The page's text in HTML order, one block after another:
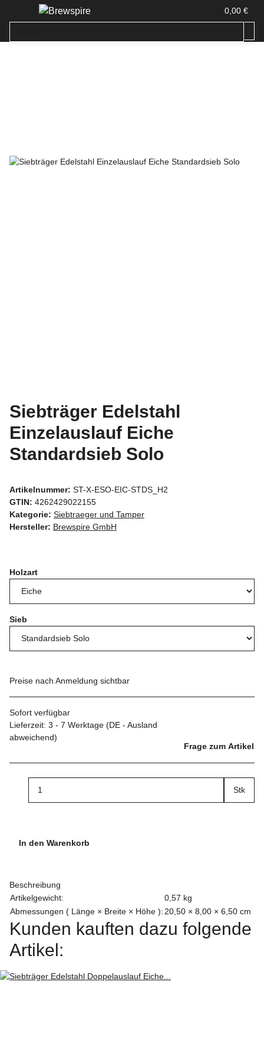
0,00 €
Siebträger Edelstahl
Einzelauslauf Eiche
Standardsieb Solo
Artikelnummer: ST-X-ESO-EIC-STDS_H2
GTIN: 4262429022155
Kategorie: Siebtraeger und Tamper
Hersteller: Brewspire GmbH
Holzart
Sieb
Preise nach Anmeldung sichtbar
Sofort verfügbar
Lieferzeit: 3 - 7 Werktage (DE - Ausland
abweichend)
Frage zum Artikel
Stk
In den Warenkorb
Beschreibung
Artikelgewicht:
0,57 kg
Abmessungen ( Länge × Breite × Höhe ): 20,50 × 8,00 × 6,50 cm
Kunden kauften dazu folgende
Artikel: